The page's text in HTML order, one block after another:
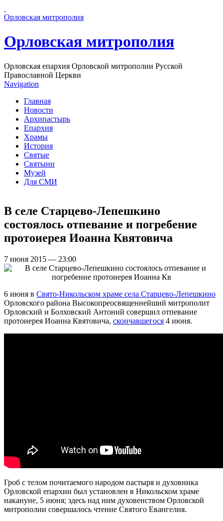
Орловская митрополия
Орловская митрополия
Орловская епархия Орловской митрополии Русской
Православной Церкви
Navigation
Главная
Новости
Архипастырь
Епархия
Храмы
История
Святые
Святыни
Музей
Для СМИ
В селе Старцево-Лепешкино
состоялось отпевание и погребение
протоиерея Иоанна Квятовича
7 июня 2015 — 23:00
6 июня в Свято-Никольском храме села Старцево-Лепешкино
Орловского района Высокопреосвященнейший митрополит
Орловский и Болховский Антоний совершил отпевание
протоиерея Иоанна Квятовича, скончавшегося 4 июня.
Гроб с телом почитаемого народом пастыря и духовника
Орловской епархии был установлен в Никольском храме
накануне, 5 июня; здесь над ним духовенством Орловской
митрополии совершалось чтение Святого Евангелия.